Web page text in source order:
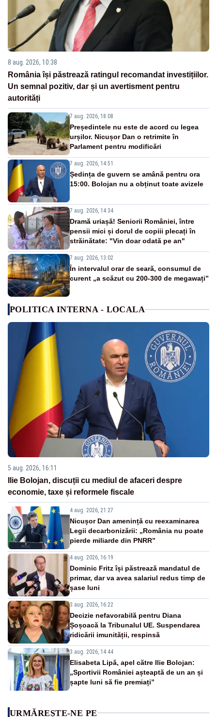
8 aug. 2026, 10:38
România își păstrează ratingul recomandat investițiilor.
Un semnal pozitiv, dar și un avertisment pentru
autorități
7 aug. 2026, 18:08
Președintele nu este de acord cu legea
urșilor. Nicușor Dan o retrimite în
Parlament pentru modificări
7 aug. 2026, 14:51
Ședința de guvern se amână pentru ora
15:00. Bolojan nu a obținut toate avizele
7 aug. 2026, 14:34
Dramă uriașă! Seniorii României, între
pensii mici și dorul de copiii plecați în
străinătate: "Vin doar odată pe an"
7 aug. 2026, 13:02
În intervalul orar de seară, consumul de
curent „a scăzut cu 200-300 de megawați”
POLITICA INTERNA - LOCALA
5 aug. 2026, 16:11
Ilie Bolojan, discuții cu mediul de afaceri despre
economie, taxe și reformele fiscale
4 aug. 2026, 21:27
Nicușor Dan amenință cu reexaminarea
Legii decarbonizării: „România nu poate
pierde miliarde din PNRR”
4 aug. 2026, 16:19
Dominic Fritz își păstrează mandatul de
primar, dar va avea salariul redus timp de
șase luni
3 aug. 2026, 16:22
Decizie nefavorabilă pentru Diana
Șoșoacă la Tribunalul UE. Suspendarea
ridicării imunității, respinsă
3 aug. 2026, 14:44
Elisabeta Lipă, apel către Ilie Bolojan:
„Sportivii României așteaptă de un an și
șapte luni să fie premiați”
URMĂREȘTE-NE PE